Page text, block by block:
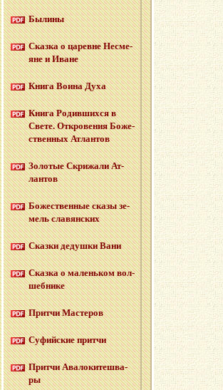
Бы­ли­ны
Сказ­ка о ца­ревне Несме­
яне и Иване
Книга Воина Духа
Книга Ро­див­ших­ся в
Свете. От­кро­ве­ния Бо­же­
ствен­ных Ат­лан­тов
Зо­ло­тые Cкри­жа­ли Ат­
лан­тов
Бо­же­ствен­ные сказы зе­
мель сла­вян­ских
Сказ­ки де­душ­ки Вани
Сказ­ка о ма­лень­ком вол­
шеб­ни­ке
Прит­чи Ма­сте­ров
Су­фий­ские прит­чи
Прит­чи Ава­ло­ки­те­шва­
ры